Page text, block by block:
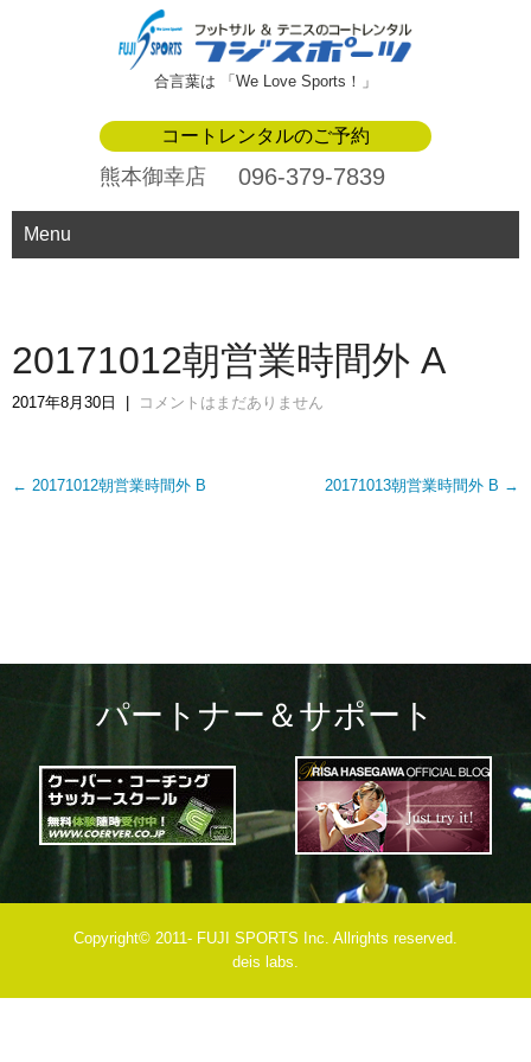
合言葉は 「We Love Sports！」
コートレンタルのご予約
熊本御幸店 096-379-7839
Menu
20171012朝営業時間外 A
2017年8月30日 コメントはまだありません
Post
← 20171012朝営業時間外 B 20171013朝営業時間外 B →
パートナー＆サポート
Copyright© 2011- FUJI SPORTS Inc. Allrights reserved.
deis labs.